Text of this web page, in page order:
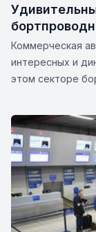
Коммерческая
интересных и
этом секторе
пассажиров.
нечто большее,
стильная